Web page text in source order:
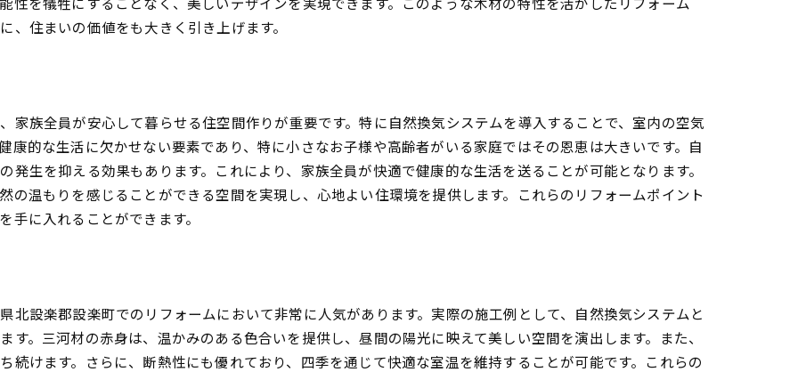
住まいの価値をも大きく引き上げます。
家族全員が安心して暮らせる住空間作りが重要です。特に自然換気システムを導入することで、室内の空気
康的な生活に欠かせない要素であり、特に小さなお子様や高齢者がいる家庭ではその恩恵は大きいです。自
生を抑える効果もあります。これにより、家族全員が快適で健康的な生活を送ることが可能となります。
の温もりを感じることができる空間を実現し、心地よい住環境を提供します。これらのリフォームポイント
に入れることができます。
北設楽郡設楽町でのリフォームにおいて非常に人気があります。実際の施工例として、自然換気システムと
。三河材の赤身は、温かみのある色合いを提供し、昼間の陽光に映えて美しい空間を演出します。また、
続けます。さらに、断熱性にも優れており、四季を通じて快適な室温を維持することが可能です。これらの